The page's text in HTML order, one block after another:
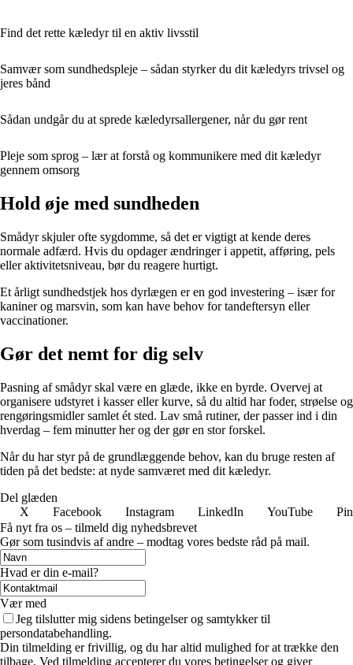
Find det rette kæledyr til en aktiv livsstil
Samvær som sundhedspleje – sådan styrker du dit kæledyrs trivsel og
jeres bånd
Sådan undgår du at sprede kæledyrsallergener, når du gør rent
Pleje som sprog – lær at forstå og kommunikere med dit kæledyr
gennem omsorg
Hold øje med sundheden
Smådyr skjuler ofte sygdomme, så det er vigtigt at kende deres
normale adfærd. Hvis du opdager ændringer i appetit, afføring, pels
eller aktivitetsniveau, bør du reagere hurtigt.
Et årligt sundhedstjek hos dyrlægen er en god investering – især for
kaniner og marsvin, som kan have behov for tandeftersyn eller
vaccinationer.
Gør det nemt for dig selv
Pasning af smådyr skal være en glæde, ikke en byrde. Overvej at
organisere udstyret i kasser eller kurve, så du altid har foder, strøelse og
rengøringsmidler samlet ét sted. Lav små rutiner, der passer ind i din
hverdag – fem minutter her og der gør en stor forskel.
Når du har styr på de grundlæggende behov, kan du bruge resten af
tiden på det bedste: at nyde samværet med dit kæledyr.
Del glæden
X
Facebook Instagram LinkedIn YouTube
Få nyt fra os – tilmeld dig nyhedsbrevet
Gør som tusindvis af andre – modtag vores bedste råd på mail.
Hvad er din e-mail?
Vær med
Jeg tilslutter mig sidens betingelser og samtykker til
persondatabehandling.
Din tilmelding er frivillig, og du har altid mulighed for at trække den
tilbage. Ved tilmelding accepterer du vores betingelser og giver